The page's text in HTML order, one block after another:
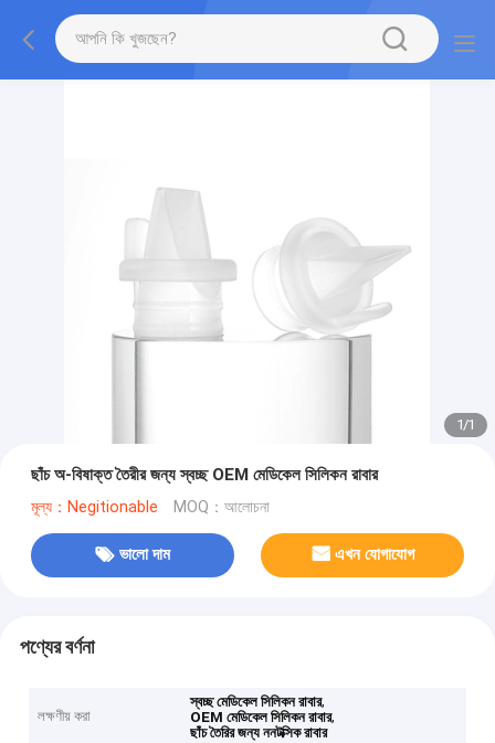
1/1
ছাঁচ অ-বিষাক্ত তৈরীর জন্য স্বচ্ছ OEM মেডিকেল সিলিকন রাবার
মূল্য：Negitionable MOQ：আলোচনা
ভালো দাম এখন যোগাযোগ
পণ্যের বর্ণনা
লক্ষণীয় করা
স্বচ্ছ মেডিকেল সিলিকন রাবার,
OEM মেডিকেল সিলিকন রাবার,
ছাঁচ তৈরির জন্য ননটক্সিক রাবার